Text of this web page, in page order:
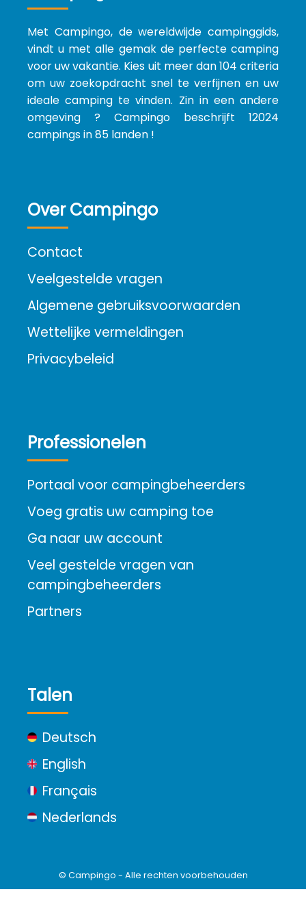
Met Campingo, de wereldwijde campinggids,
vindt u met alle gemak de perfecte camping
voor uw vakantie. Kies uit meer dan 104 criteria
om uw zoekopdracht snel te verfijnen en uw
ideale camping te vinden. Zin in een andere
omgeving ? Campingo beschrijft 12024
campings in 85 landen !
Over Campingo
Contact
Veelgestelde vragen
Algemene gebruiksvoorwaarden
Wettelijke vermeldingen
Privacybeleid
Professionelen
Portaal voor campingbeheerders
Voeg gratis uw camping toe
Ga naar uw account
Veel gestelde vragen van
campingbeheerders
Partners
Talen
Deutsch
English
Français
Nederlands
© Campingo - Alle rechten voorbehouden